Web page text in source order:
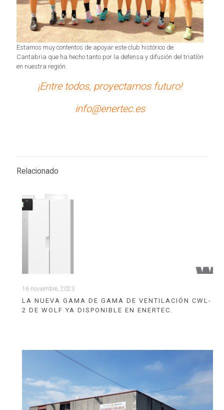
Estamos muy contentos de apoyar este club histórico de
Cantabria que ha hecho tanto por la defensa y difusión del triatlón
en nuestra región.
¡Entre todos, proyectamos futuro!
info@enertec.es
Relacionado
16 noviembre, 2023
LA NUEVA GAMA DE GAMA DE VENTILACIÓN CWL-
2 DE WOLF YA DISPONIBLE EN ENERTEC.